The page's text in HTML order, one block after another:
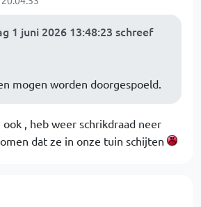
1 juni 2026 13:48:23 schreef
mogen worden doorgespoeld.
, heb weer schrikdraad neer
dat ze in onze tuin schijten